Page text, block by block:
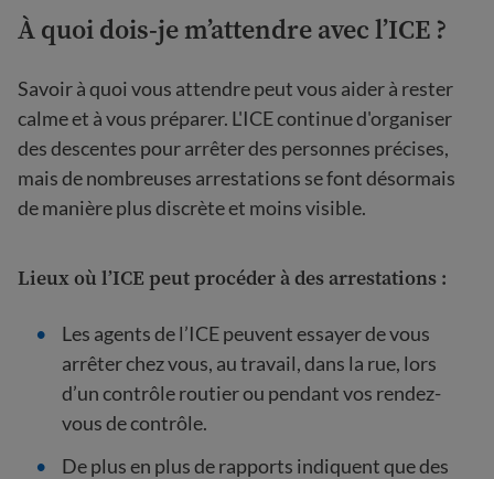
À quoi dois-je m’attendre avec l’ICE ?
Savoir à quoi vous attendre peut vous aider à rester
calme et à vous préparer. L'ICE continue d'organiser
des descentes pour arrêter des personnes précises,
mais de nombreuses arrestations se font désormais
de manière plus discrète et moins visible.
Lieux où l’ICE peut procéder à des arrestations :
Les agents de l’ICE peuvent essayer de vous
arrêter chez vous, au travail, dans la rue, lors
d’un contrôle routier ou pendant vos rendez-
vous de contrôle.
De plus en plus de rapports indiquent que des